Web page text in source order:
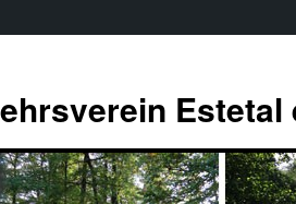
Estetal